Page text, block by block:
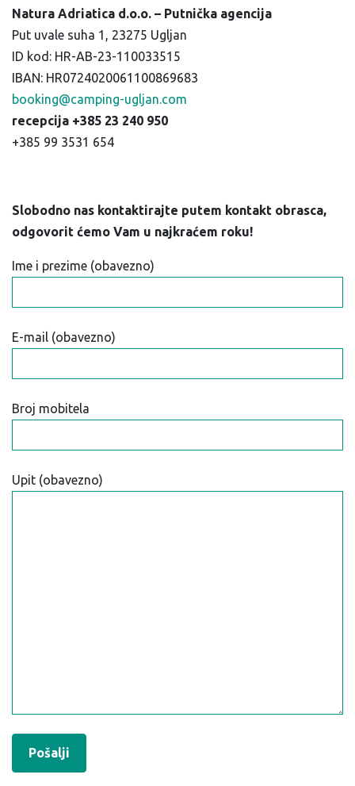
Natura Adriatica d.o.o. – Putnička agencija
Put uvale suha 1, 23275 Ugljan
ID kod: HR-AB-23-110033515
IBAN: HR0724020061100869683
booking@camping-ugljan.com
recepcija +385 23 240 950
+385 99 3531 654
Slobodno nas kontaktirajte putem kontakt obrasca,
odgovorit ćemo Vam u najkraćem roku!
Ime i prezime (obavezno)
E-mail (obavezno)
Broj mobitela
Upit (obavezno)